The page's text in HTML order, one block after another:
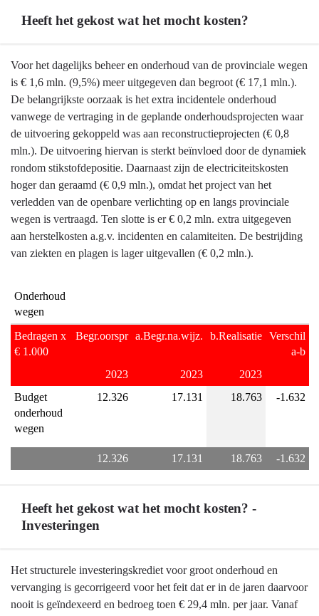
Heeft het gekost wat het mocht kosten?
Terug
naar
navigatie
Onderhoud
wegen
Heeft
het
gekost
wat
het
Voor het dagelijks beheer en onderhoud van de provinciale wegen
is € 1,6 mln. (9,5%) meer uitgegeven dan begroot (€ 17,1 mln.).
De belangrijkste oorzaak is het extra incidentele onderhoud
vanwege de vertraging in de geplande onderhoudsprojecten waar
de uitvoering gekoppeld was aan reconstructieprojecten (€ 0,8
mln.). De uitvoering hiervan is sterkt beïnvloed door de dynamiek
rondom stikstofdepositie. Daarnaast zijn de electriciteitskosten
hoger dan geraamd (€ 0,9 mln.), omdat het project van het
verledden van de openbare verlichting op en langs provinciale
wegen is vertraagd. Ten slotte is er € 0,2 mln. extra uitgegeven
aan herstelkosten a.g.v. incidenten en calamiteiten. De bestrijding
van ziekten en plagen is lager uitgevallen (€ 0,2 mln.).
Onderhoud
wegen
Bedragen x
€ 1.000
Begr.oorspr a.Begr.na.wijz. b.Realisatie Verschil
a-b
2023
2023
2023
Budget
onderhoud
wegen
12.326 17.131 18.763 -1.632
12.326 17.131 18.763 -1.632
Heeft het gekost wat het mocht kosten? -
Investeringen
Terug
naar
navigatie
Het structurele investeringskrediet voor groot onderhoud en
vervanging is gecorrigeerd voor het feit dat er in de jaren daarvoor
nooit is geïndexeerd en bedroeg toen € 29,4 mln. per jaar. Vanaf